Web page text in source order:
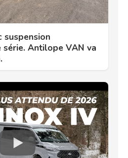
suspension
Antilope VAN va